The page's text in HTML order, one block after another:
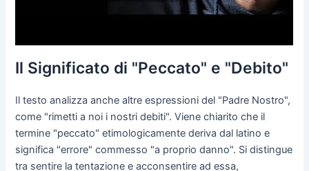
Il Significato di "Peccato" e "Debito"
Il testo analizza anche altre espressioni del "Padre Nostro",
come "rimetti a noi i nostri debiti". Viene chiarito che il
termine "peccato" etimologicamente deriva dal latino e
significa "errore" commesso "a proprio danno". Si distingue
tra sentire la tentazione e acconsentire ad essa,